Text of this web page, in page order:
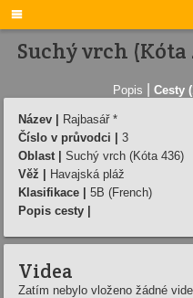

Suchý vrch (Kóta
Popis Cesty
Název |
Rajbasář *
Číslo v průvodci |
3
Oblast |
Suchý vrch (Kóta 436)
Věž |
Havajská pláž
Klasifikace |
5B (French)
Popis cesty |
Videa
Zatím nebylo vloženo žádné